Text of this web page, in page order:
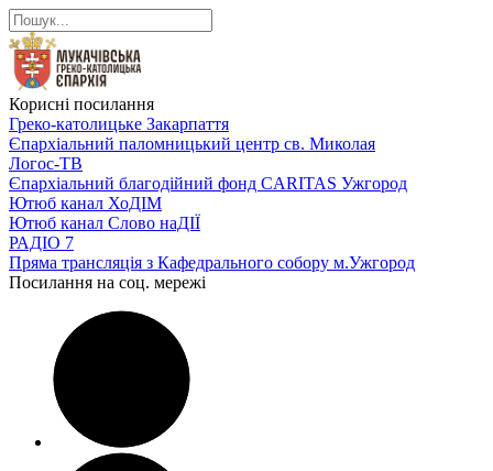
Корисні посилання
Греко-католицьке Закарпаття
Єпархіальний паломницький центр св. Миколая
Логос-ТВ
Єпархіальний благодійний фонд CARITAS Ужгород
Ютюб канал ХоДІМ
Ютюб канал Слово наДІЇ
РАДІО 7
Пряма трансляція з Кафедрального собору м.Ужгород
Посилання на соц. мережі